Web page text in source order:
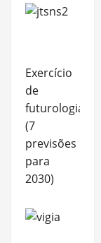
Exercício
de
futurologia
(7
previsões
para
2030)